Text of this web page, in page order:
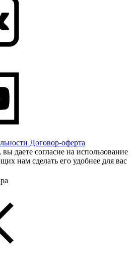
Договор-оферта
даете согласие на использование
нам сделать его удобнее для вас